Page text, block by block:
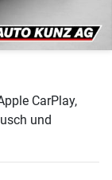
CarPlay,
und